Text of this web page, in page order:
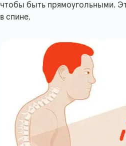
чтобы быть прямоугольными.
в спине.